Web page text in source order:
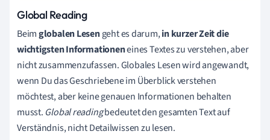
Global Reading
Beimglobalen Lesengeht es darum,in kurzer Zeit die
wichtigsten Informationeneines Textes zu verstehen, aber
nicht zusammenzufassen. Globales Lesen wird angewandt,
wenn Du das Geschriebene im Überblick verstehen
möchtest, aber keine genauen Informationen behalten
musst. Global readingbedeutet den gesamten Text auf
Verständnis, nicht Detailwissen zu lesen.